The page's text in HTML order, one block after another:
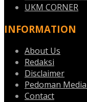
UKM CORNER
INFORMATION
About Us
Redaksi
Disclaimer
Pedoman
Contact